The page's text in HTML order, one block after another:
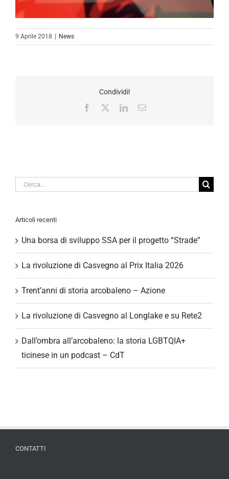
9 Aprile 2018 | News
Condividi!
Facebook
LinkedInEmail
Cerca
Articoli recenti
Una borsa di sviluppo SSA per il progetto “Strade”
La rivoluzione di Casvegno al Prix Italia 2026
Trent’anni di storia arcobaleno – Azione
La rivoluzione di Casvegno al Longlake e su Rete2
Dall’ombra all’arcobaleno: la storia LGBTQIA+
ticinese in un podcast – CdT
CONTATTI